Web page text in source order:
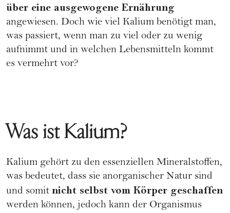
über eine ausgewogene Ernährung
angewiesen. Doch wie viel Kalium benötigt man,
was passiert, wenn man zu viel oder zu wenig
aufnimmt und in welchen Lebensmitteln kommt
es vermehrt vor?
Was ist Kalium?
Kalium gehört zu den essenziellen Mineralstoffen,
was bedeutet, dass sie anorganischer Natur sind
und somit nicht selbst vom Körper geschaffen
werden können, jedoch kann der Organismus